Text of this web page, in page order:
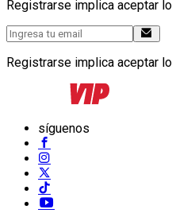
Registrarse implica aceptar
Registrarse implica aceptar
síguenos